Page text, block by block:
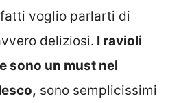
voglio parlarti di
deliziosi. I ravioli
sono un must nel
sono semplicissimi